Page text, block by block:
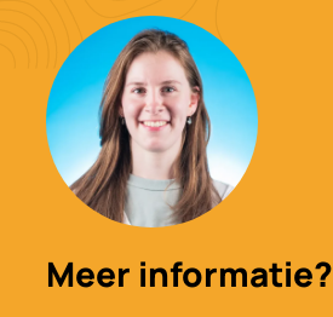
Meer informatie?